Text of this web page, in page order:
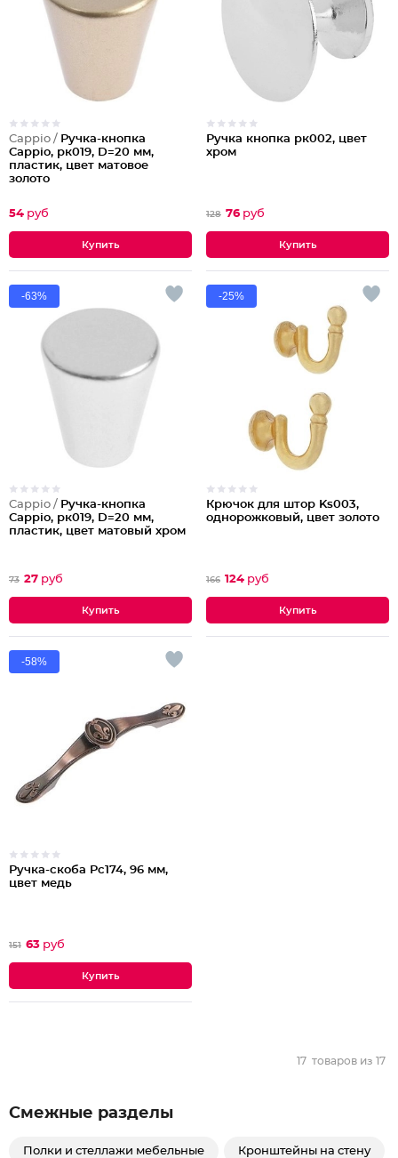
Cappio / Ручка-кнопка
Cappio, рк019, D=20 мм,
пластик, цвет матовое
золото
54 руб
Ручка кнопка рк002, цвет
хром
128 76 руб
-63%
Cappio / Ручка-кнопка
Cappio, рк019, D=20 мм,
пластик, цвет матовый хром
73 27 руб
-25%
Крючок для штор Ks003,
однорожковый, цвет золото
166 124 руб
-58%
Ручка-скоба Pc174, 96 мм,
цвет медь
151 63 руб
17 товаров из 17
Смежные разделы
Полки и стеллажи мебельные Кронштейны на стену